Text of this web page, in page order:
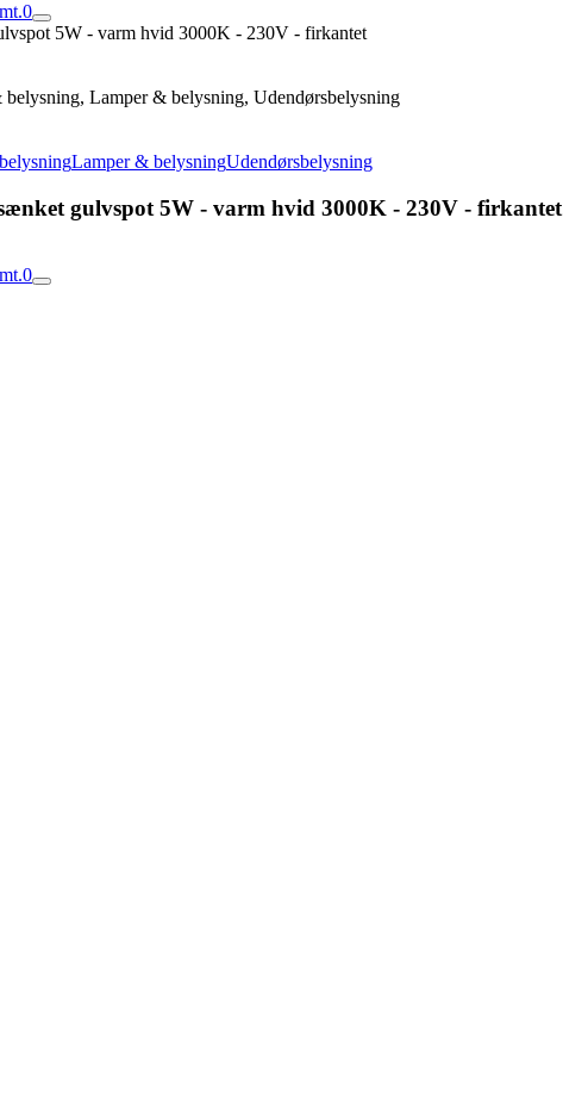
0
5W - varm hvid 3000K - 230V - firkantet
Lamper & belysning, Udendørsbelysning
Lamper & belysningUdendørsbelysning
gulvspot 5W - varm hvid 3000K - 230V - firkantet
0